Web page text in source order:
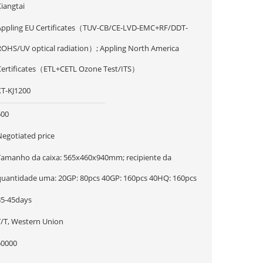
EU Certificates（TUV-CB/CE-LVD-EMC+RF/DDT-
UV optical radiation）; Appling North America
（ETL+CETL Ozone Test/ITS）
KJ1200
price
da caixa: 565x460x940mm; recipiente da
uma: 20GP: 80pcs 40GP: 160pcs 40HQ: 160pcs
45days
T, Western Union